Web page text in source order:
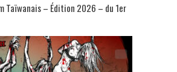
Taïwanais – Édition 2026 – du 1er